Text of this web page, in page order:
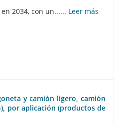
2034, con un...... Leer más
y camión ligero, camión
por aplicación (productos de